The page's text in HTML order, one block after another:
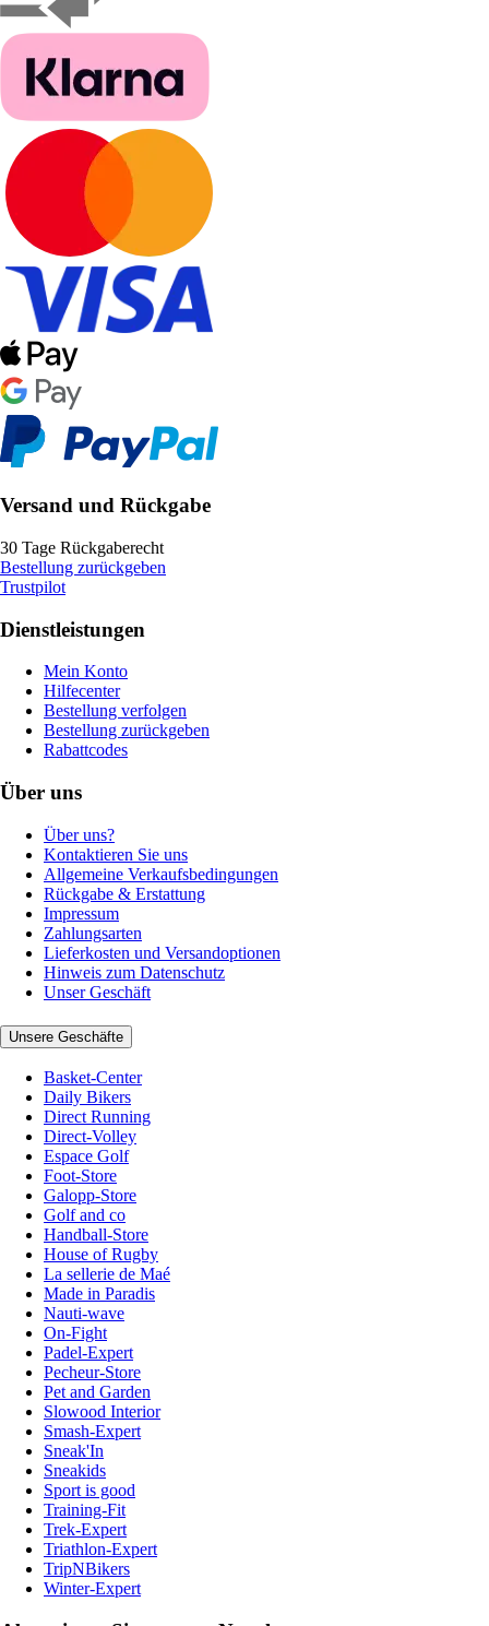
Versand und Rückgabe
30 Tage Rückgaberecht
Bestellung zurückgeben
Trustpilot
Dienstleistungen
Mein Konto
Hilfecenter
Bestellung verfolgen
Bestellung zurückgeben
Rabattcodes
Über uns
Über uns?
Kontaktieren Sie uns
Allgemeine Verkaufsbedingungen
Rückgabe & Erstattung
Impressum
Zahlungsarten
Lieferkosten und Versandoptionen
Hinweis zum Datenschutz
Unser Geschäft
Unsere Geschäfte
Basket-Center
Daily Bikers
Direct Running
Direct-Volley
Espace Golf
Foot-Store
Galopp-Store
Golf and co
Handball-Store
House of Rugby
La sellerie de Maé
Made in Paradis
Nauti-wave
On-Fight
Padel-Expert
Pecheur-Store
Pet and Garden
Slowood Interior
Smash-Expert
Sneak'In
Sneakids
Sport is good
Training-Fit
Trek-Expert
Triathlon-Expert
TripNBikers
Winter-Expert